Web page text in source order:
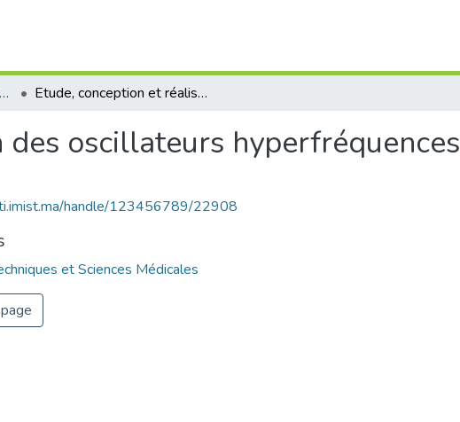
Sciences et Techniques et Sciences Médicales Etude, conception et réalisation des oscillateurs hyperfréquences
oscillateurs hyperfréquences
handle/123456789/22908
et Sciences Médicales